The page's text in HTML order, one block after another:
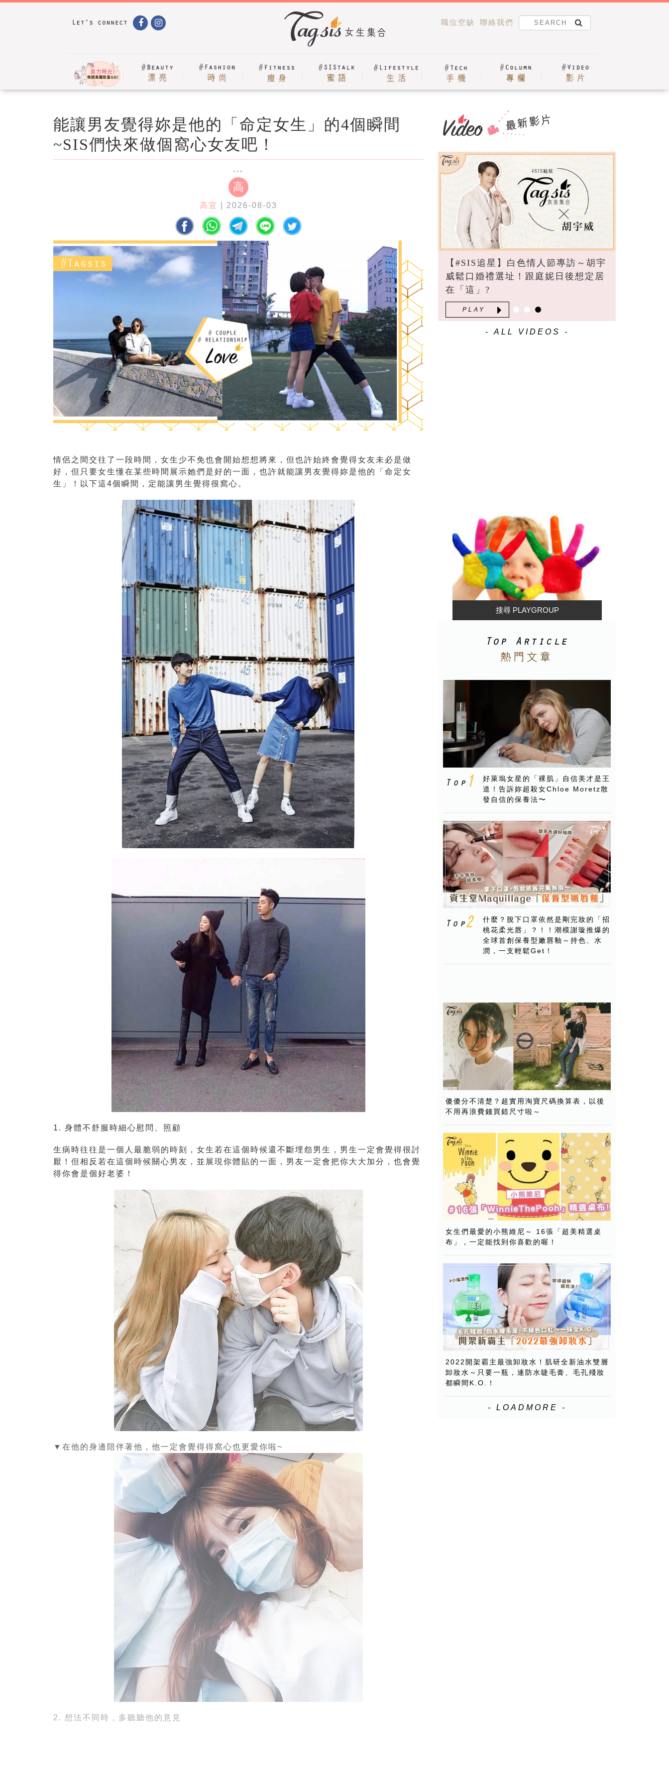
職位空缺 聯絡我們
能讓男友覺得妳是他的「命定女生」的4個瞬間
~SIS們快來做個窩心女友吧！
高
高宜 | 2026-08-03
情侶之間交往了一段時間，女生少不免也會開始想想將來，但也許始終會覺得女友未必是做
好，但只要女生懂在某些時間展示她們是好的一面，也許就能讓男友覺得妳是他的「命定女
生」！以下這4個瞬間，定能讓男生覺得很窩心。
1. 身體不舒服時細心慰問、照顧
生病時往往是一個人最脆弱的時刻，女生若在這個時候還不斷埋怨男生，男生一定會覺得很討
厭！但相反若在這個時候關心男友，並展現你體貼的一面，男友一定會把你大大加分，也會覺
得你會是個好老婆！
▼在他的身邊陪伴著他，他一定會覺得得窩心也更愛你啦~
2. 想法不同時，多聽聽他的意見
【#SIS追星】白色情人節專訪～胡宇
威鬆口婚禮選址！跟庭妮日後想定居
在「這」?
PLAY
- ALL VIDEOS -
好萊塢女星的「裸肌」自信美才是王
道！告訴妳超殺女Chloe Moretz散
發自信的保養法〜
什麼？脫下口罩依然是剛完妝的「招
桃花柔光唇」？！！潮模謝璇推爆的
全球首創保養型嫩唇釉～持色、水
潤，一支輕鬆Get！
傻傻分不清楚？超實用淘寶尺碼換算表，以後
不用再浪費錢買錯尺寸啦～
女生們最愛的小熊維尼～ 16張「超美精選桌
布」，一定能找到你喜歡的喔！
2022開架霸主最強卸妝水！肌研全新油水雙層
卸妝水～只要一瓶，連防水睫毛膏、毛孔殘妝
都瞬間K.O.！
- LOADMORE -